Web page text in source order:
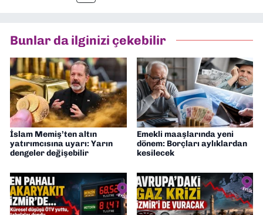
Bunlar da ilginizi çekebilir
İslam Memiş’ten altın
yatırımcısına uyarı: Yarın
dengeler değişebilir
Emekli maaşlarında yeni
dönem: Borçları aylıklardan
kesilecek